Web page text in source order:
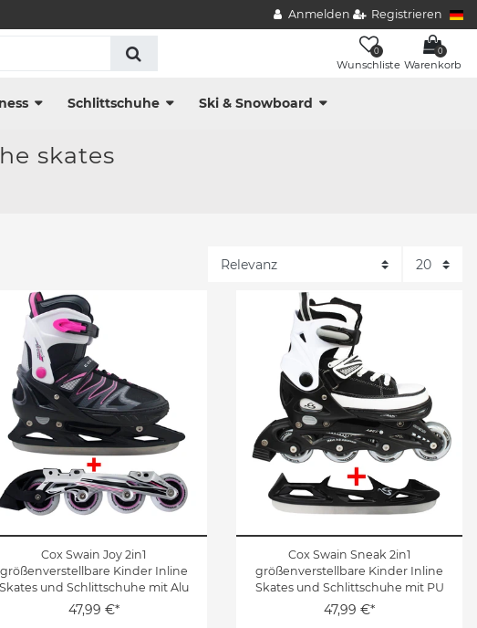
Anmelden Registrieren
0
Wunschliste
0
Warenkorb
Schlittschuhe Ski & Snowboard
skates
Cox Swain Joy 2in1
größenverstellbare Kinder Inline
Skates und Schlittschuhe mit Alu
und PU Leuchtrollen
sowie Abec 7 Kugellagern
47,99 €*
Cox Swain Sneak 2in1
größenverstellbare Kinder Inline
Skates und Schlittschuhe mit PU
Gummirollen sowie Abec 5
Kugellagern
47,99 €*